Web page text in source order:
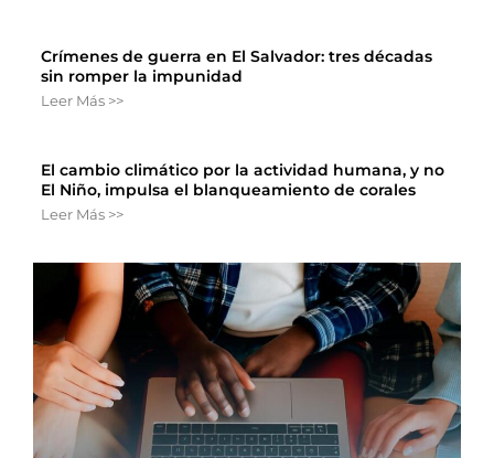
Crímenes de guerra en El Salvador: tres décadas
sin romper la impunidad
Leer Más >>
El cambio climático por la actividad humana, y no
El Niño, impulsa el blanqueamiento de corales
Leer Más >>